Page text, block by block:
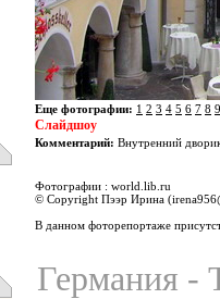
Еще фотографии: 1 2 3 4 5 6 7 8 9
Слайдшоу
Комментарий: Внутренний
Фотографии : world.lib.ru
© Copyright Пээр Ирина
В данном фоторепортаже
Германия -